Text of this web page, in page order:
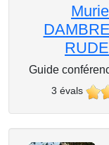
Guide
3 évals